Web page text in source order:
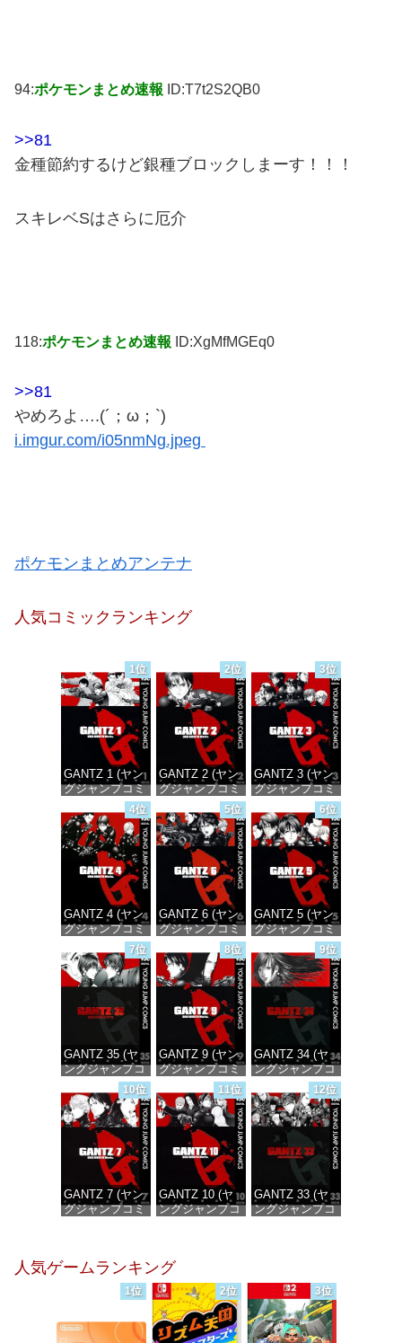
94:ポケモンまとめ速報 ID:T7t2S2QB0
>>81
金種節約するけど銀種ブロックしまーす！！！
スキレベSはさらに厄介
118:ポケモンまとめ速報 ID:XgMfMGEq0
>>81
やめろよ….(´；ω；`)
i.imgur.com/i05nmNg.jpeg
ポケモンまとめアンテナ
人気コミックランキング
1位
GANTZ 1 (ヤン
グジャンプコミ
ックスDIGITAL)
価格：¥100
2位
GANTZ 2 (ヤン
グジャンプコミ
ックスDIGITAL)
価格：¥100
3位
GANTZ 3 (ヤン
グジャンプコミ
ックスDIGITAL)
価格：¥100
4位
GANTZ 4 (ヤン
グジャンプコミ
ックスDIGITAL)
価格：¥100
5位
GANTZ 6 (ヤン
グジャンプコミ
ックスDIGITAL)
価格：¥100
6位
GANTZ 5 (ヤン
グジャンプコミ
ックスDIGITAL)
価格：¥100
7位
GANTZ 35 (ヤ
ングジャンプコ
DIGITAL)
価格：¥100
8位
GANTZ 9 (ヤン
グジャンプコミ
ックスDIGITAL)
価格：¥100
9位
GANTZ 34 (ヤ
ングジャンプコ
DIGITAL)
価格：¥100
10位
GANTZ 7 (ヤン
グジャンプコミ
11位
GANTZ 10 (ヤ
ングジャンプコ
12位
GANTZ 33 (ヤ
ングジャンプコ
人気ゲームランキング
1位 2位 3位